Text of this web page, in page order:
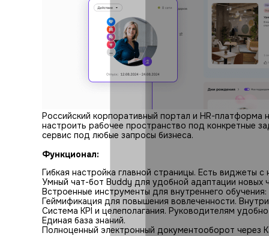
Российский корпоративный портал и HR-
настроить рабочее пространство под конкретные
сервис под любые запросы бизнеса.
Функционал:
Гибкая настройка главной страницы. Есть виджеты
Умный чат-бот Buddy для удобной адаптации
Встроенные инструменты для внутреннего
Геймификация для повышения вовлеченности.
Система KPI и целеполагания. Руководителям
Единая база знаний.
Полноценный электронный документооборот через